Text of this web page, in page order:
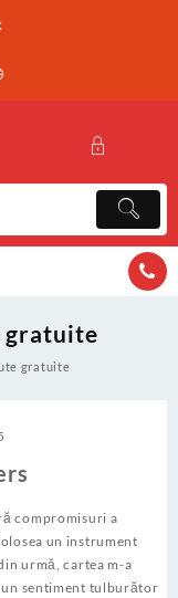
gratuite
gratuite
compromisuri a
un instrument
urmă, cartea m-a
sentiment tulburător